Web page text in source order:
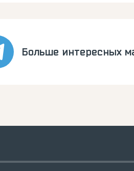
Больше интересных